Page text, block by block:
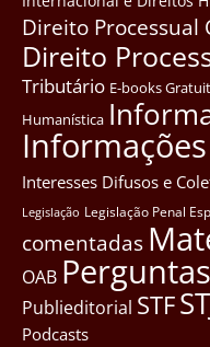
Direito Processual
Direito
Tributário E-books
Humanística
Interesses Difusos e
Legislação Legislação Penal
comentadas
OAB
Publieditorial STF
Podcasts